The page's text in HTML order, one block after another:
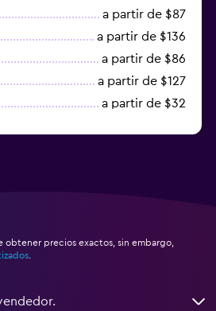
a partir de $87
a partir de $136
a partir de $86
a partir de $127
a partir de $32
obtener precios exactos, sin embargo,